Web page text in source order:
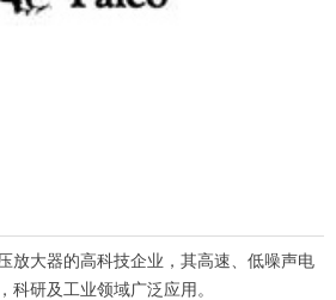
放大器的高科技企业，其高速、低噪声电
科研及工业领域广泛应用。